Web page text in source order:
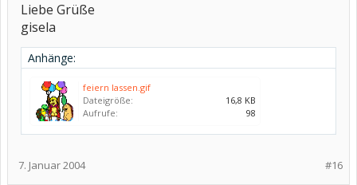
Liebe Grüße
gisela
Anhänge:
feiern lassen.gif
Dateigröße:
16,8 KB
Aufrufe:
98
#16
7. Januar 2004